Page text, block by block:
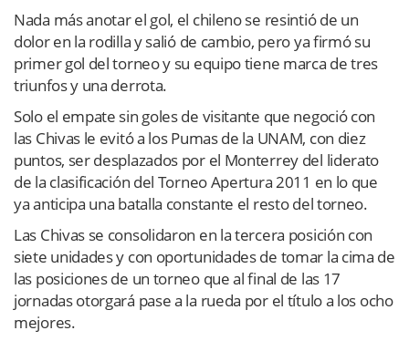
Nada más anotar el gol, el chileno se resintió de un
dolor en la rodilla y salió de cambio, pero ya firmó su
primer gol del torneo y su equipo tiene marca de tres
triunfos y una derrota.
Solo el empate sin goles de visitante que negoció con
las Chivas le evitó a los Pumas de la UNAM, con diez
puntos, ser desplazados por el Monterrey del liderato
de la clasificación del Torneo Apertura 2011 en lo que
ya anticipa una batalla constante el resto del torneo.
Las Chivas se consolidaron en la tercera posición con
siete unidades y con oportunidades de tomar la cima de
las posiciones de un torneo que al final de las 17
jornadas otorgará pase a la rueda por el título a los ocho
mejores.